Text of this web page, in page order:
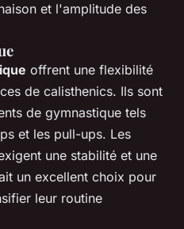
et l'amplitude des
offrent une flexibilité
de calisthenics. Ils sont
de gymnastique tels
et les pull-ups. Les
une stabilité et une
un excellent choix pour
leur routine